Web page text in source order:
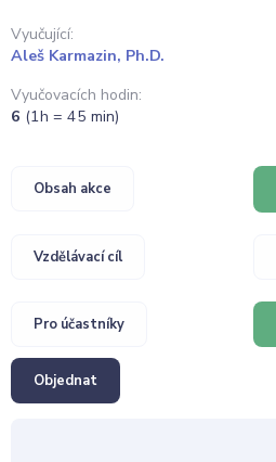
Vyučující:
Aleš Karmazin, Ph.D.
Vyučovacích hodin:
6 (1h = 45 min)
Obsah akce
Vzdělávací cíl
Pro účastníky
Objednat